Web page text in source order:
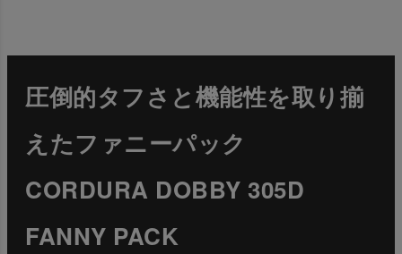
圧倒的タフさと機能性を取り揃
えたファニーパック
CORDURA DOBBY 305D
FANNY PACK